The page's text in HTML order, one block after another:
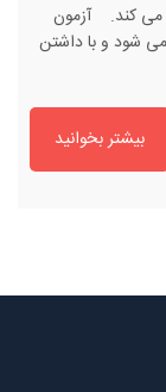
می کند. آزمون
می شود و با داشتن
بیشتر بخوانید